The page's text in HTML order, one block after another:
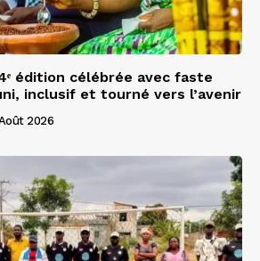
édition célébrée avec faste
inclusif et tourné vers l’avenir
2026